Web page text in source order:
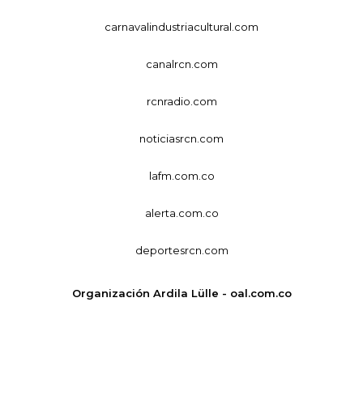
carnavalindustriacultural.com
canalrcn.com
rcnradio.com
noticiasrcn.com
lafm.com.co
alerta.com.co
deportesrcn.com
Organización Ardila Lülle - oal.com.co